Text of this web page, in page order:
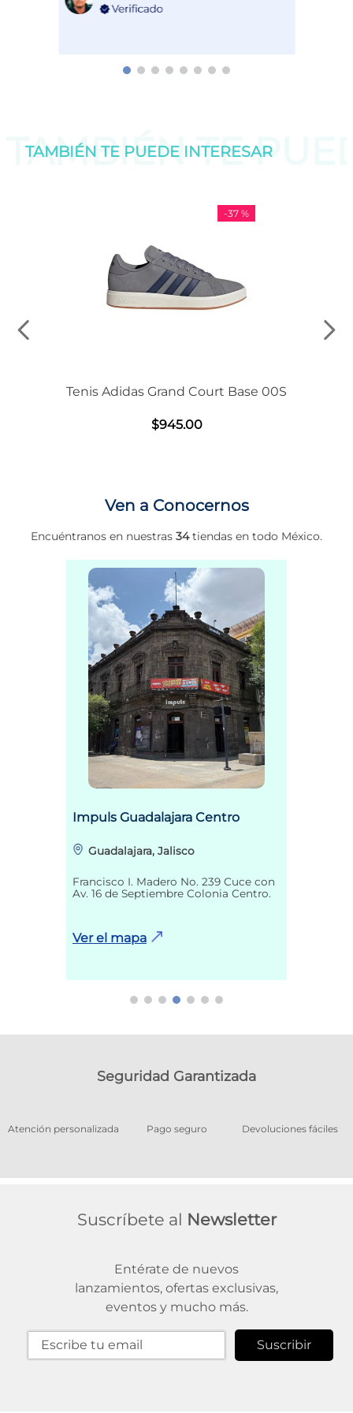
TAMBIÉN TE
TAMBIÉN TE PUEDE INTERESAR
-37 %
Tenis Adidas Grand Court Base 00S
$945.00
Ven a Conocernos
Encuéntranos en nuestras 34tiendas en todo México.
Impuls Guadalajara Centro
Guadalajara, Jalisco
Francisco I. Madero No. 239 Cuce con
Av. 16 de Septiembre Colonia Centro.
Ver el mapa
Seguridad Garantizada
Atención personalizada Pago seguro Devoluciones fáciles
Suscríbete al Newsletter
Entérate de nuevos
lanzamientos, ofertas exclusivas,
eventos y mucho más.
Suscribir